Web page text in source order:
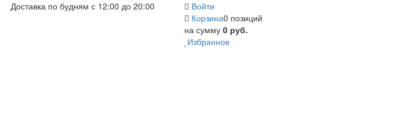
Доставка по будням с 12:00 до 20:00
Войти
Корзина0 позиций
на сумму 0 руб.
Избранное